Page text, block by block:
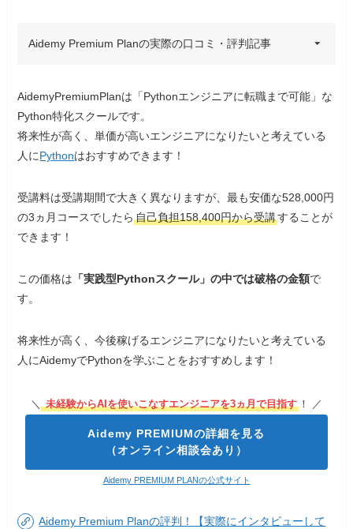
Aidemy Premium Planの実際の口コミ・評判記事
かなり予習してから（一年弱ぐらい） 受講した
こともあるかもしれないけどAidemyすごいわ
えてくれる。
してきた】
AidemyPremiumPlanは「Pythonエンジニアに転職まで可能」な
Python特化スクールです。
将来性が高く、単価が高いエンジニアになりたいと考えている
人にPythonはおすすめできます！
受講料は受講期間で大きく異なりますが、最も安価な528,000円
の3ヵ月コースでしたら自己負担158,400円から受講することが
できます！
この価格は 「実践型Pythonスクール」の中では破格の金額で
す。
将来性が高く、今後稼げるエンジニアになりたいと考えている
人にAidemyでPythonを学ぶことをおすすめします！
＼ 未経験からAIを使いこなすエンジニアを3ヵ月で目指す ！ ／
Aidemy PREMIUMの詳細を見る
（オンライン相談会あり）
Aidemy PREMIUM PLANの公式サイト
Aidemy Premium Planの評判！【実際にインタビューして